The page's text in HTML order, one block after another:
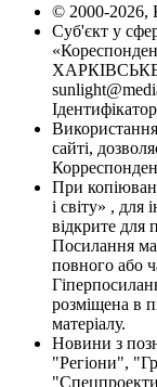
© 2000-2026,
Суб'єкт у
ХАРКІВСЬКЕ
сайті,
При
і світу» , для
відкрите для
Посилання
повного або
розміщена в
матеріалу.
Новини з
"Регіони",